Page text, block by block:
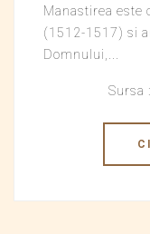
Manastirea este
(1512-1517) si
Domnului,...
Sursa